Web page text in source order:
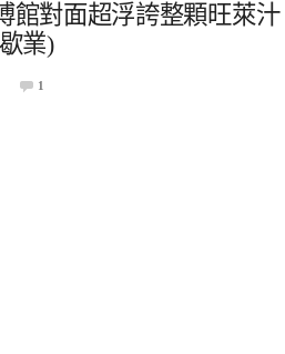
館對面超浮誇整顆旺萊
業)
1